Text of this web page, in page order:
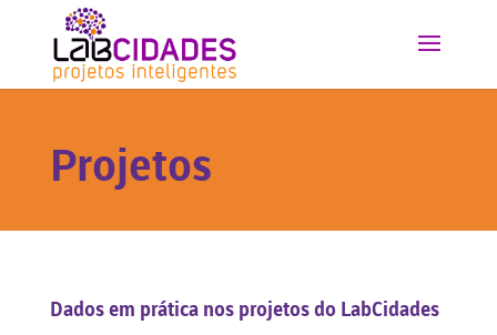
Projetos
Dados em prática nos projetos do LabCidades